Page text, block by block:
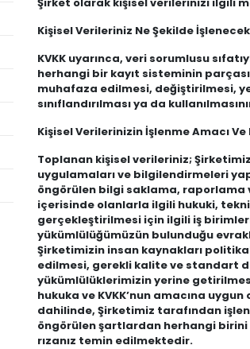
Kişisel Verileriniz Ne Şekilde
KVKK uyarınca, veri sorumlusu
herhangi bir kayıt sisteminin
muhafaza edilmesi, değiştirilmesi,
sınıflandırılması ya da
Kişisel Verilerinizin İşlenme Amacı
Toplanan kişisel verileriniz;
uygulamaları ve bilgilendirmeleri
öngörülen bilgi saklama, raporlama
içerisinde olanlarla ilgili hukuki,
gerçekleştirilmesi için ilgili iş
yükümlülüğümüzün bulunduğu
Şirketimizin insan kaynakları
edilmesi, gerekli kalite ve standart
yükümlülüklerimizin yerine
hukuka ve KVKK’nun amacına
dahilinde, Şirketimiz tarafından
öngörülen şartlardan herhangi birini
rızanız temin edilmektedir.